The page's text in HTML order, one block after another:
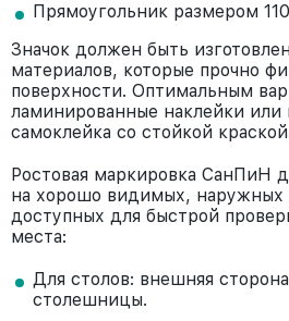
Прямоугольник размером
Значок должен быть
материалов, которые прочно
поверхности. Оптимальным
ламинированные наклейки или
самоклейка со стойкой
Ростовая маркировка СанПиН
на хорошо видимых, наружных
доступных для быстрой
места:
Для столов: внешняя
столешницы.